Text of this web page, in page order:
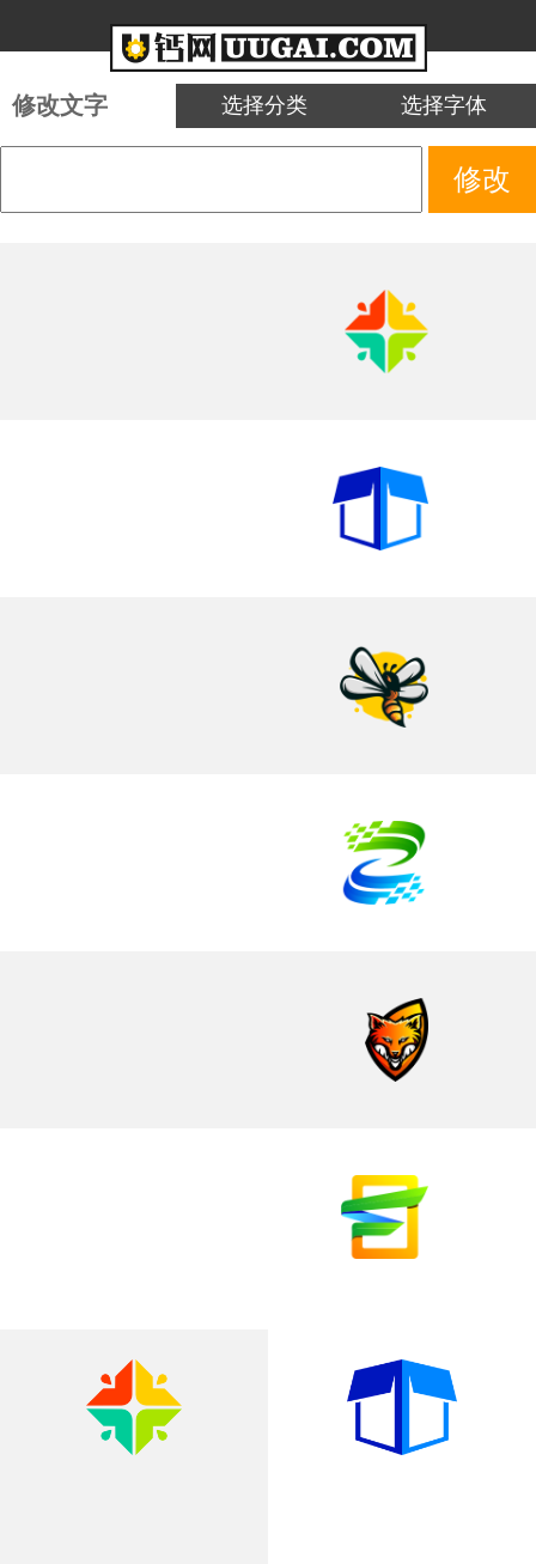
修改文字 选择分类 选择字体